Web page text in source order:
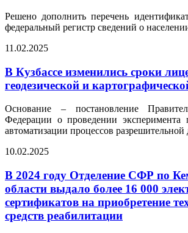
Решено дополнить перечень
федеральный регистр сведений о
11.02.2025
В Кузбассе изменились сроки
геодезической и
Основание – постановление
Федерации о проведении
автоматизации процессов разрешительной
10.02.2025
В 2024 году Отделение СФР по
области выдало более 16 000
сертификатов на приобретение
средств реабилитации